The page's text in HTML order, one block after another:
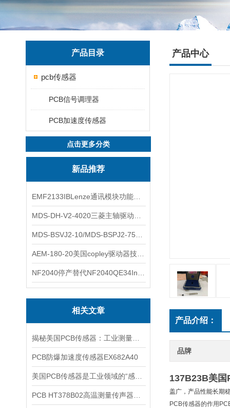
产品目录
pcb传感器
PCB信号调理器
PCB加速度传感器
点击更多分类
新品推荐
相关文章
PCB防爆加速度传感器EX682A40
产品中心
产品介绍：
品牌
137B23B美国
盖广，产品性能长期
PCB传感器的作用